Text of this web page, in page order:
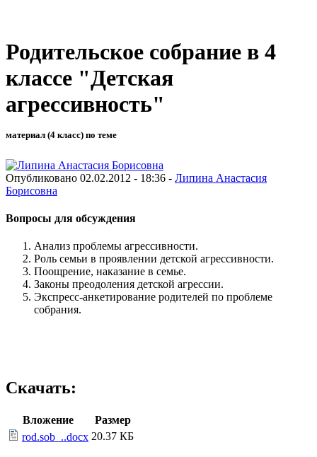
Родительское собрание в 4
классе "Детская
агрессивность"
материал (4 класс) по теме
Опубликовано 02.02.2012 - 18:36 - Липина Анастасия
Борисовна
Вопросы для обсуждения
Анализ проблемы агрессивности.
Роль семьи в проявлении детской агрессивности.
Поощрение, наказание в семье.
Законы преодоления детской агрессии.
Экспресс-анкетирование родителей по проблеме
собрания.
Скачать:
Вложение
Размер
rod.sob_..docx 20.37 КБ